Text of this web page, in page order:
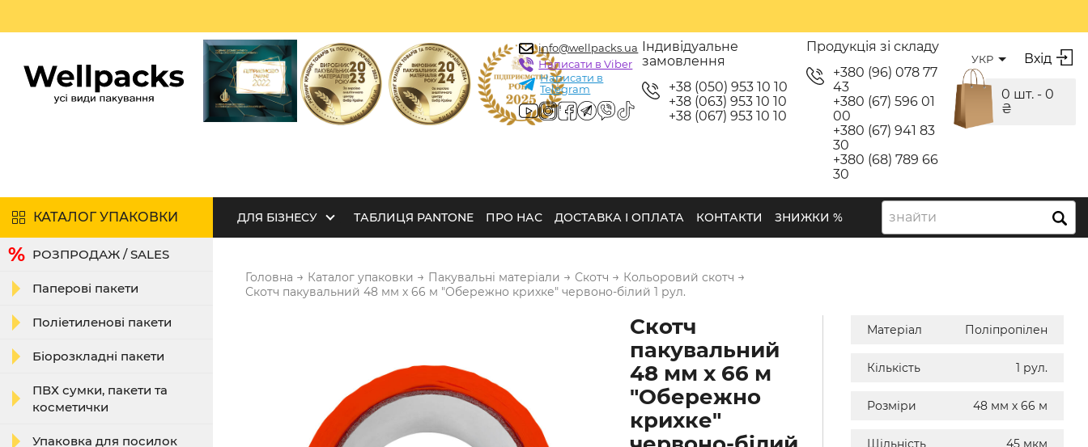
info@wellpacks.ua
Написати в Viber
Написати в
Telegram
Індивідуальне
замовлення
+38 (050) 953 10 10
+38 (063) 953 10 10
+38 (067) 953 10 10
Продукція зі складу
+380 (96) 078 77
43
+380 (67) 596 01
00
+380 (67) 941 83
30
+380 (68) 789 66
30
УКР Вхід
0 шт. - 0
₴
КАТАЛОГ УПАКОВКИ ДЛЯ БІЗНЕСУ ТАБЛИЦЯ PANTONE ПРО НАС ДОСТАВКА І ОПЛАТА КОНТАКТИ ЗНИЖКИ % знайти
РОЗПРОДАЖ / SALES
Паперові пакети
Поліетиленові пакети
Біорозкладні пакети
ПВХ сумки, пакети та
косметички
Упаковка для посилок
Головна → Каталог упаковки → Пакувальні матеріали → Скотч → Кольоровий скотч →
Скотч пакувальний 48 мм х 66 м "Обережно крихке" червоно-білий 1 рул.
Скотч
пакувальний
48 мм х 66 м
"Обережно
крихке"
Матеріал Поліпропілен
Кількість 1 рул.
Розміри 48 мм х 66 м
Щільність 45 мкм